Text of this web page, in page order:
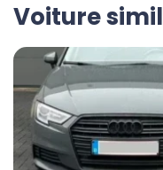
Voiture